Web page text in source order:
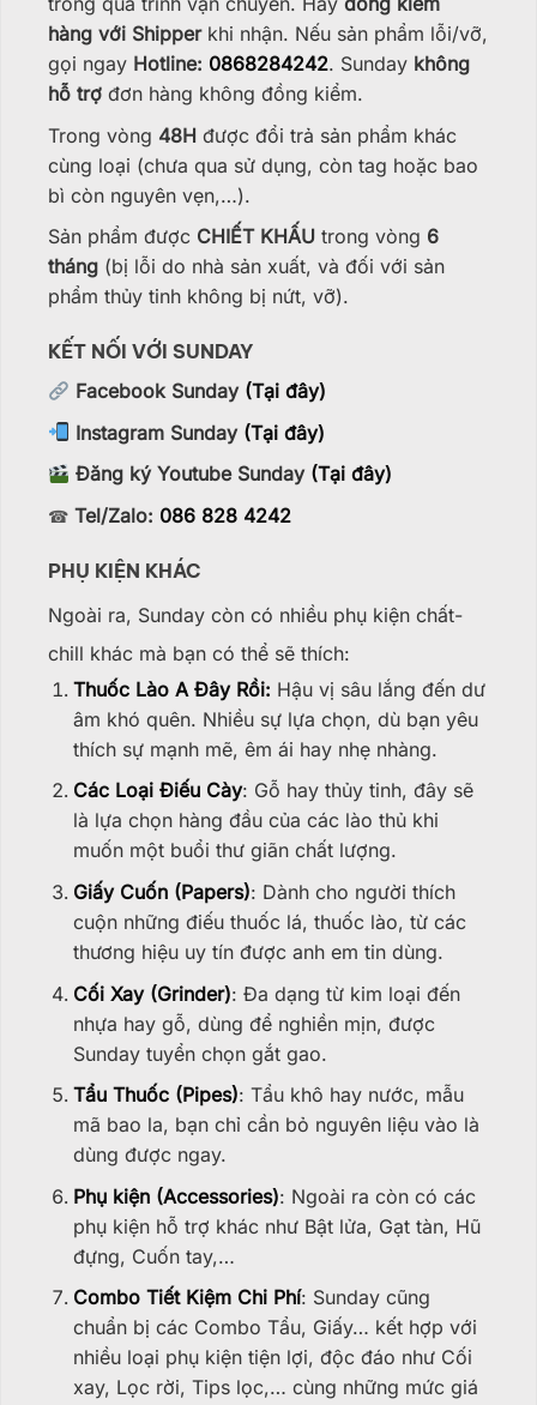
hàng với Shipperkhi nhận. Nếu sản phẩm lỗi/vỡ,
gọi ngay Hotline: 0868284242. Sunday không
hỗ trợ đơn hàng không đồng kiểm.
Trong vòng 48H được đổi trả sản phẩm khác
cùng loại (chưa qua sử dụng, còn tag hoặc bao
bì còn nguyên vẹn,…).
Sản phẩm được CHIẾT KHẤU trong vòng 6
tháng (bị lỗi do nhà sản xuất, và đối với sản
phẩm thủy tinh không bị nứt, vỡ).
KẾT NỐI VỚI SUNDAY
Facebook Sunday (Tại đây)
Instagram Sunday (Tại đây)
Đăng ký Youtube Sunday (Tại đây)
☎ Tel/Zalo: 086 828 4242
PHỤ KIỆN KHÁC
Ngoài ra, Sunday còn có nhiều phụ kiện chất-
chill khác mà bạn có thể sẽ thích:
Thuốc Lào A Đây Rồi: Hậu vị sâu lắng đến dư
âm khó quên. Nhiều sự lựa chọn, dù bạn yêu
thích sự mạnh mẽ, êm ái hay nhẹ nhàng.
Các Loại Điếu Cày: Gỗ hay thủy tinh, đây sẽ
là lựa chọn hàng đầu của các lào thủ khi
muốn một buổi thư giãn chất lượng.
Giấy Cuốn (Papers): Dành cho người thích
cuộn những điếu thuốc lá, thuốc lào, từ các
thương hiệu uy tín được anh em tin dùng.
Cối Xay (Grinder): Đa dạng từ kim loại đến
nhựa hay gỗ, dùng để nghiền mịn, được
Sunday tuyển chọn gắt gao.
Tẩu Thuốc (Pipes): Tẩu khô hay nước, mẫu
mã bao la, bạn chỉ cần bỏ nguyên liệu vào là
dùng được ngay.
Phụ kiện (Accessories): Ngoài ra còn có các
phụ kiện hỗ trợ khác như Bật lửa, Gạt tàn, Hũ
đựng, Cuốn tay,…
Combo Tiết Kiệm Chi Phí: Sunday cũng
chuẩn bị các Combo Tẩu, Giấy… kết hợp với
nhiều loại phụ kiện tiện lợi, độc đáo như Cối
xay, Lọc rời, Tips lọc,… cùng những mức giá